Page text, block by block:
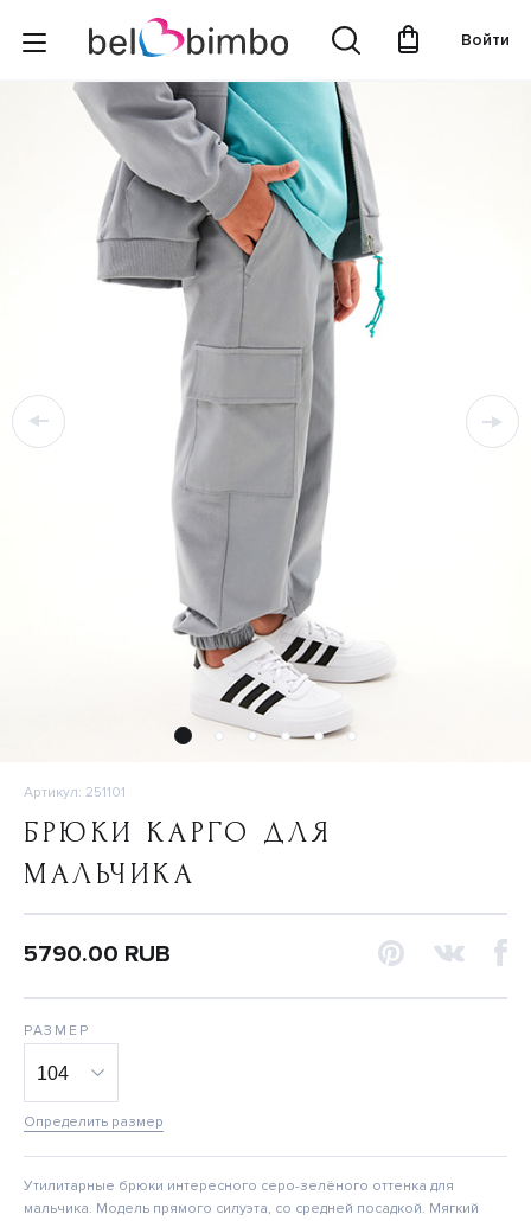
Войти
Артикул: 251101
БРЮКИ КАРГО ДЛЯ
МАЛЬЧИКА
5790.00 RUB
РАЗМЕР
Определить размер
Утилитарные брюки интересного серо-зелёного оттенка для
мальчика. Модель прямого силуэта, со средней посадкой. Мягкий